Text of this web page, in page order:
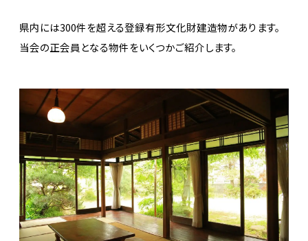
県内には300件を超える登録有形文化財建造物があります。
当会の正会員となる物件をいくつかご紹介します。